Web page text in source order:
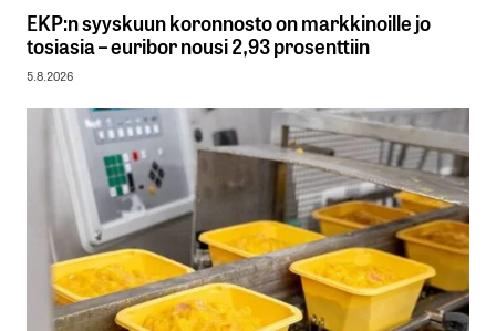
EKP:n syyskuun koronnosto on markkinoille jo
tosiasia – euribor nousi 2,93 prosenttiin
5.8.2026